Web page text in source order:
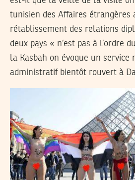
tunisien des Affaires étrangères
rétablissement des relations
deux pays « n’est pas à l’ordre
la Kasbah on évoque un service
administratif bientôt rouvert à